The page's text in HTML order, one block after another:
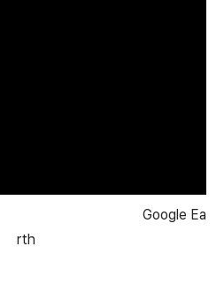
Ea
rth